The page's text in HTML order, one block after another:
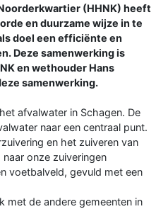
(HHNK) heeft
en duurzame wijze in te
doel een efficiënte en
Deze samenwerking is
en wethouder Hans
samenwerking.
afvalwater in Schagen. De
naar een centraal punt.
en het zuiveren van
onze zuiveringen
voetbalveld, gevuld met een
met de andere gemeenten in